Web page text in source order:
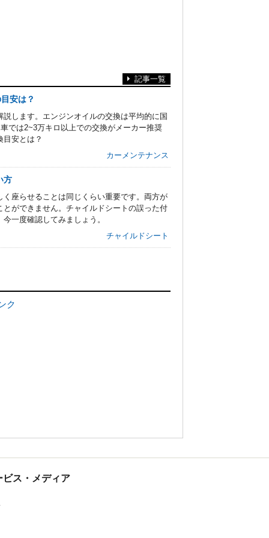
記事一覧
安は？
します。エンジンオイルの交換は平均的に国
では2~3万キロ以上での交換がメーカー推奨
安とは？
カーメンテナンス
方
座らせることは同じくらい重要です。両方が
ができません。チャイルドシートの誤った付
一度確認してみましょう。
チャイルドシート
ク
ス・メディア